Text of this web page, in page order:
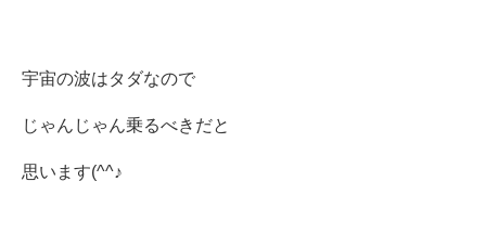
宇宙の波はタダなので
じゃんじゃん乗るべきだと
思います(^^♪